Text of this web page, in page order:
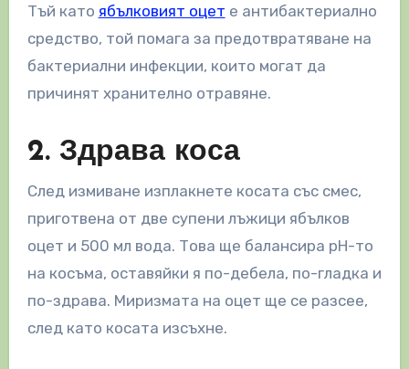
Тъй като ябълковият оцет е антибактериално
средство, той помага за предотвратяване на
бактериални инфекции, които могат да
причинят хранително отравяне.
2. Здрава коса
След измиване изплакнете косата със смес,
приготвена от две супени лъжици ябълков
оцет и 500 мл вода. Това ще балансира рН-то
на косъма, оставяйки я по-дебела, по-гладка и
по-здрава. Миризмата на оцет ще се разсее,
след като косата изсъхне.